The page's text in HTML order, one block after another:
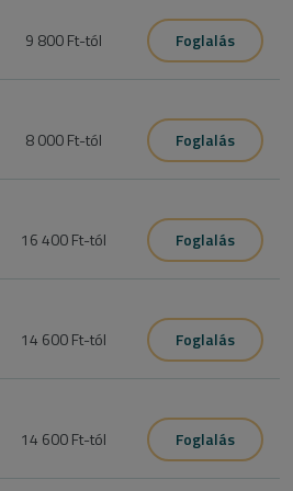
9 800 Ft-tól
Foglalás
8 000 Ft-tól Foglalás
16 400 Ft-tól
Foglalás
14 600 Ft-tól
Foglalás
14 600 Ft-tól
Foglalás